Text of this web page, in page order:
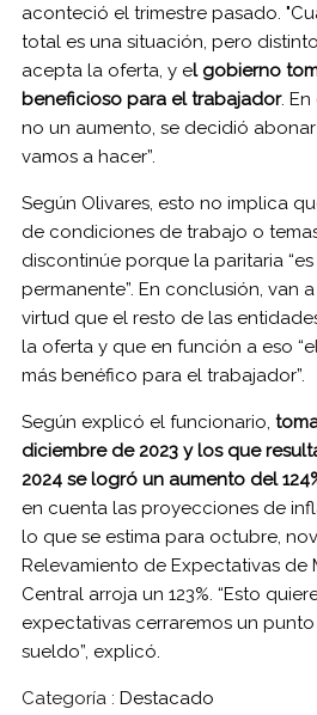
aconteció el trimestre pasado.
total es una situación, pero
acepta la oferta, y el gobierno
beneficioso para el trabajador.
no un aumento, se decidió
vamos a hacer”.
Según Olivares, esto no implica
de condiciones de trabajo o
discontinúe porque la paritaria
permanente”. En conclusión, van
virtud que el resto de las
la oferta y que en función a eso
más benéfico para el trabajador”.
Según explicó el funcionario,
diciembre de 2023 y los que
2024 se logró un aumento del
en cuenta las proyecciones de
lo que se estima para octubre,
Relevamiento de Expectativas de
Central arroja un 123%. “Esto
expectativas cerraremos un
sueldo”, explicó.
Categoría : Destacado